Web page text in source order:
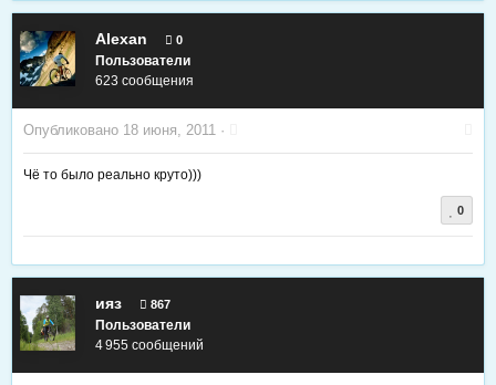
Alexan 0
Пользователи
623 сообщения
Опубликовано 18 июня, 2011 ·
Чё то было реально круто)))
0
ияз 867
Пользователи
4 955 сообщений